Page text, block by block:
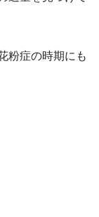
粉症の時期にも